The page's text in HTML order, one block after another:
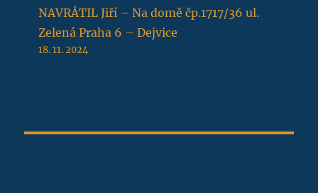
NAVRÁTIL Jiří – Na domě čp.1717/36 ul.
Zelená Praha 6 – Dejvice
18. 11. 2024